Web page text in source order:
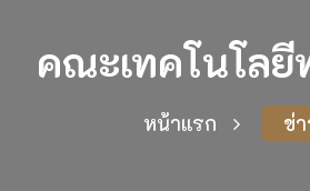
คณะเทคโนโลยี
หน้าแรก ข่